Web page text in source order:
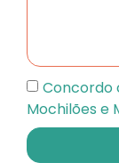
Concordo
Mochilões e